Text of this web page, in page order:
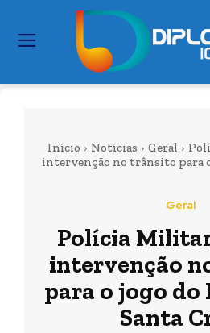
Início Notícias Geral
intervenção no trânsito para
Geral
Polícia
intervenção
para o jogo do
Santa